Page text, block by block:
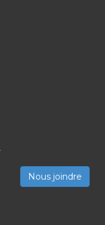
Nous joindre